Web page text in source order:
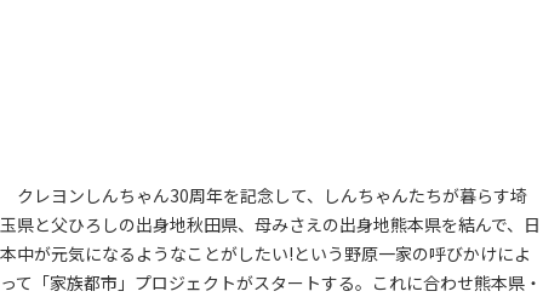
クレヨンしんちゃん30周年を記念して、しんちゃんたちが暮らす埼
玉県と父ひろしの出身地秋田県、母みさえの出身地熊本県を結んで、日
本中が元気になるようなことがしたい!という野原一家の呼びかけによ
って「家族都市」プロジェクトがスタートする。これに合わせ熊本県・